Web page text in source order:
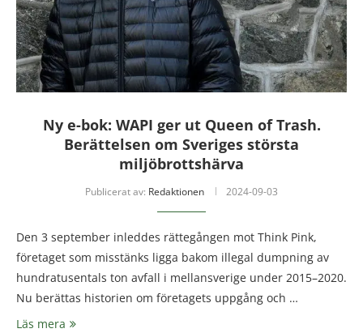
Ny e-bok: WAPI ger ut Queen of Trash.
Berättelsen om Sveriges största
miljöbrottshärva
Publicerat av: Redaktionen 2024-09-03
Den 3 september inleddes rättegången mot Think Pink,
företaget som misstänks ligga bakom illegal dumpning av
hundratusentals ton avfall i mellansverige under 2015–2020.
Nu berättas historien om företagets uppgång och …
Läs mera